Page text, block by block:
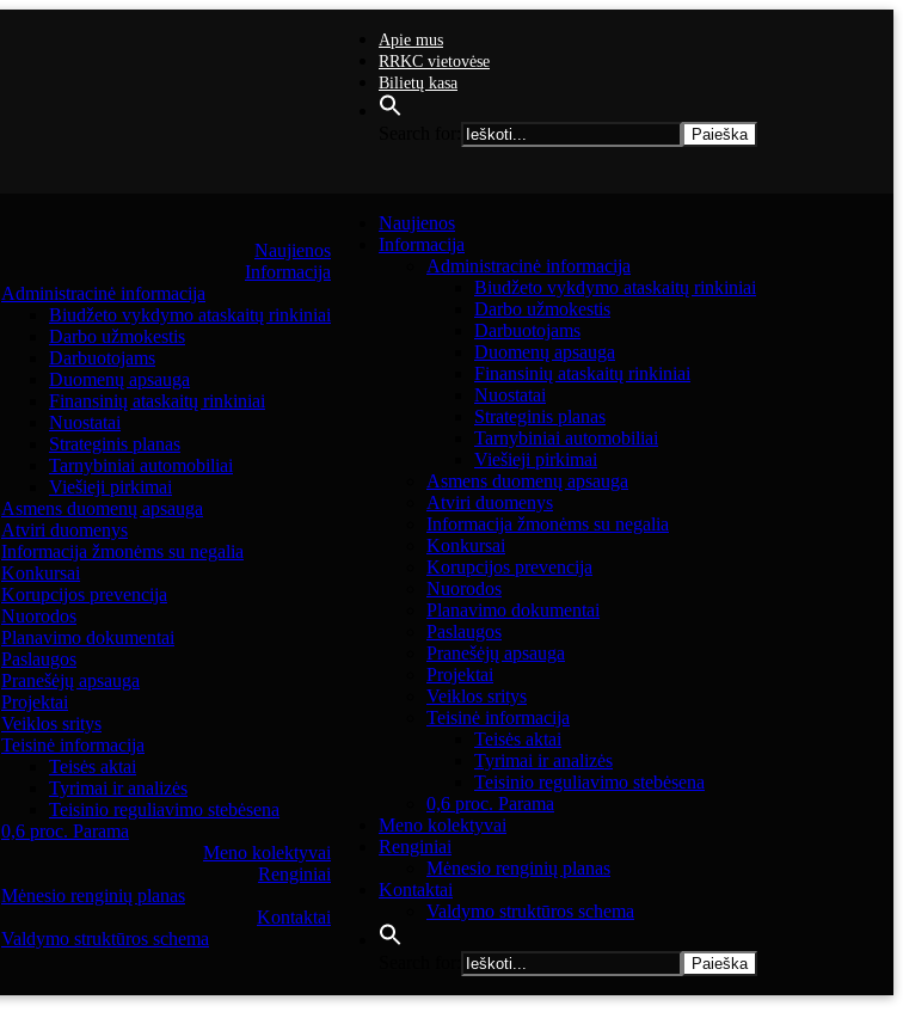
Apie mus
RRKC vietovėse
Bilietų kasa
Naujienos
Informacija
Administracinė informacija
Biudžeto vykdymo ataskaitų rinkiniai
Darbo užmokestis
Darbuotojams
Duomenų apsauga
Finansinių ataskaitų rinkiniai
Nuostatai
Strateginis planas
Tarnybiniai automobiliai
Viešieji pirkimai
Asmens duomenų apsauga
Atviri duomenys
Informacija žmonėms su negalia
Konkursai
Korupcijos prevencija
Nuorodos
Planavimo dokumentai
Paslaugos
Pranešėjų apsauga
Projektai
Veiklos sritys
Teisinė informacija
Teisės aktai
Tyrimai ir analizės
Teisinio reguliavimo stebėsena
0,6 proc. Parama
Meno kolektyvai
Renginiai
Mėnesio renginių planas
Kontaktai
Valdymo struktūros schema
Naujienos
Informacija
Administracinė informacija
Biudžeto vykdymo ataskaitų rinkiniai
Darbo užmokestis
Darbuotojams
Duomenų apsauga
Finansinių ataskaitų rinkiniai
Nuostatai
Strateginis planas
Tarnybiniai automobiliai
Viešieji pirkimai
Asmens duomenų apsauga
Atviri duomenys
Informacija žmonėms su negalia
Konkursai
Korupcijos prevencija
Nuorodos
Planavimo dokumentai
Paslaugos
Pranešėjų apsauga
Projektai
Veiklos sritys
Teisinė informacija
Teisės aktai
Tyrimai ir analizės
Teisinio reguliavimo stebėsena
0,6 proc. Parama
Meno kolektyvai
Renginiai
Mėnesio renginių planas
Kontaktai
Valdymo struktūros schema